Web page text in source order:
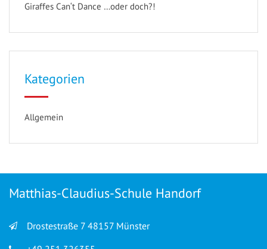
Giraffes Can‘t Dance …oder doch?!
Kategorien
Allgemein
Matthias-Claudius-Schule Handorf
Drostestraße 7 48157 Münster